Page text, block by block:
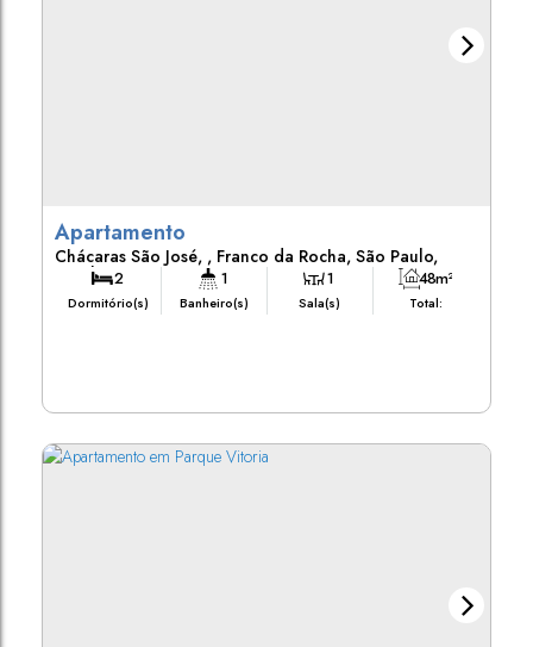
Apartamento
Chácaras São José , Franco da Rocha, São Paulo,
Brasil 2
Dormitório(s)
1
Banheiro(s)
1
Sala(s) Total:
48m²